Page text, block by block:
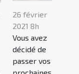
26 février
2021 8h
Vous avez
décidé de
passer vos